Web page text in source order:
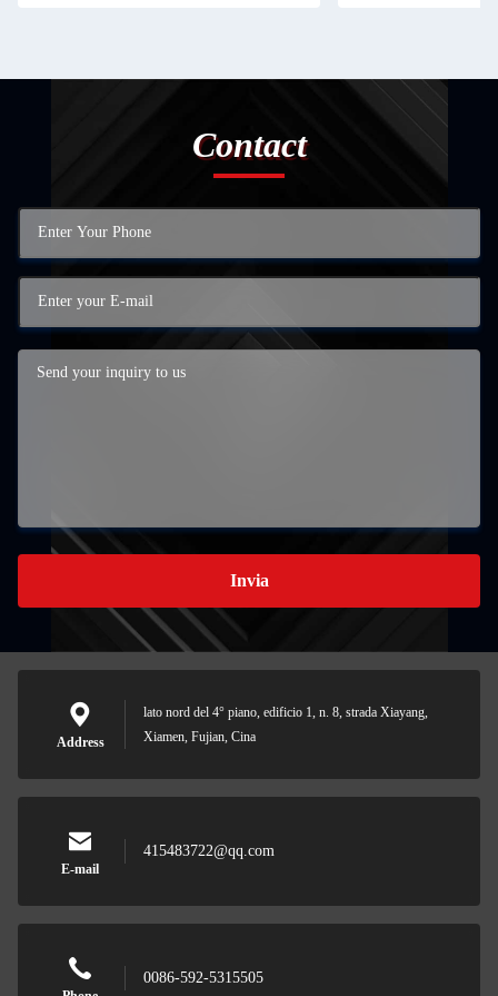
Contact
Invia
Address
lato nord del 4° piano, edificio 1, n. 8, strada Xiayang,
Xiamen, Fujian, Cina
E-mail
415483722@qq.com
0086-592-5315505